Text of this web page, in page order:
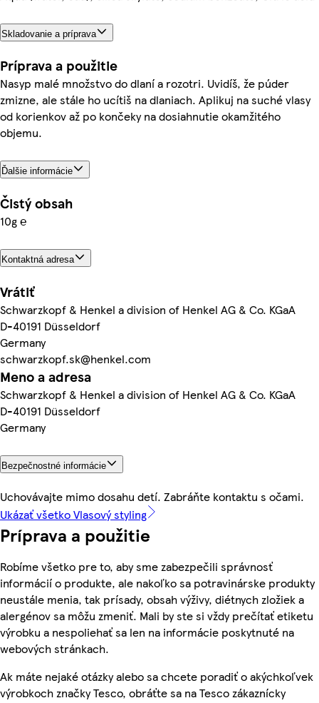
Skladovanie a príprava
Príprava a použitie
Nasyp malé množstvo do dlaní a rozotri. Uvidíš, že púder
zmizne, ale stále ho ucítiš na dlaniach. Aplikuj na suché vlasy
od korienkov až po končeky na dosiahnutie okamžitého
objemu.
Ďalšie informácie
Čistý obsah
10g ℮
Kontaktná adresa
Vrátiť
Schwarzkopf & Henkel a division of Henkel AG & Co. KGaA
D-40191 Düsseldorf
Germany
schwarzkopf.sk@henkel.com
Meno a adresa
Schwarzkopf & Henkel a division of Henkel AG & Co. KGaA
D-40191 Düsseldorf
Germany
Bezpečnostné informácie
Uchovávajte mimo dosahu detí. Zabráňte kontaktu s očami.
Ukázať všetko Vlasový styling
Príprava a použitie
Robíme všetko pre to, aby sme zabezpečili správnosť
informácií o produkte, ale nakoľko sa potravinárske produkty
neustále menia, tak prísady, obsah výživy, diétnych zložiek a
alergénov sa môžu zmeniť. Mali by ste si vždy prečítať etiketu
výrobku a nespoliehať sa len na informácie poskytnuté na
webových stránkach.
Ak máte nejaké otázky alebo sa chcete poradiť o akýchkoľvek
výrobkoch značky Tesco, obráťte sa na Tesco zákaznícky